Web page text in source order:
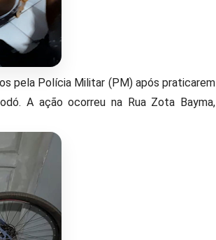
pela Polícia Militar (PM) após praticarem
A ação ocorreu na Rua Zota Bayma,